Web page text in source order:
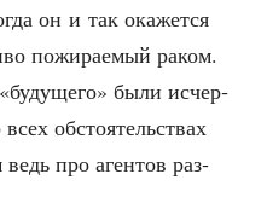
он и так ока­жет­ся
пожи­ра­е­мый раком.
были исчер­
обсто­я­тель­ствах
про аген­тов раз­